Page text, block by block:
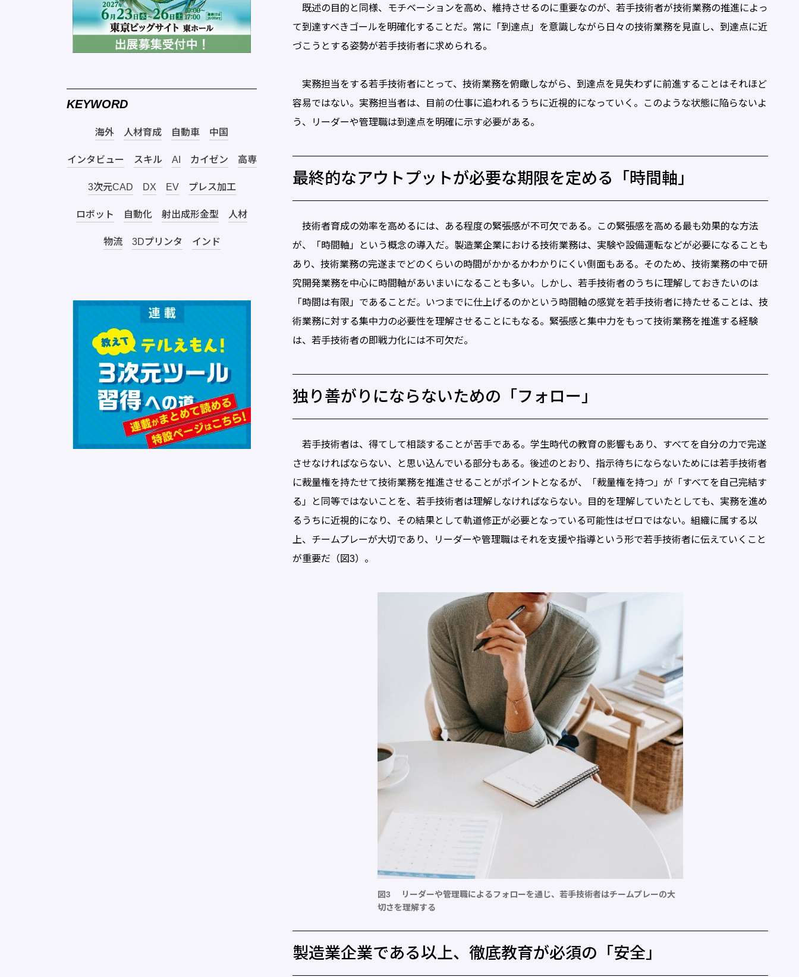
既述の目的と同様、モチベーションを高め、維持させるのに重要なのが、若手技術者が技術業務の推進によっ
て到達すべきゴールを明確化することだ。常に「到達点」を意識しながら日々の技術業務を見直し、到達点に近
づこうとする姿勢が若手技術者に求められる。
実務担当をする若手技術者にとって、技術業務を俯瞰しながら、到達点を見失わずに前進することはそれほど
容易ではない。実務担当者は、目前の仕事に追われるうちに近視的になっていく。このような状態に陥らないよ
う、リーダーや管理職は到達点を明確に示す必要がある。
最終的なアウトプットが必要な期限を定める「時間軸」
技術者育成の効率を高めるには、ある程度の緊張感が不可欠である。この緊張感を高める最も効果的な方法
が、「時間軸」という概念の導入だ。製造業企業における技術業務は、実験や設備運転などが必要になることも
あり、技術業務の完遂までどのくらいの時間がかかるかわかりにくい側面もある。そのため、技術業務の中で研
究開発業務を中心に時間軸があいまいになることも多い。しかし、若手技術者のうちに理解しておきたいのは
「時間は有限」であることだ。いつまでに仕上げるのかという時間軸の感覚を若手技術者に持たせることは、技
術業務に対する集中力の必要性を理解させることにもなる。緊張感と集中力をもって技術業務を推進する経験
は、若手技術者の即戦力化には不可欠だ。
独り善がりにならないための「フォロー」
若手技術者は、得てして相談することが苦手である。学生時代の教育の影響もあり、すべてを自分の力で完遂
させなければならない、と思い込んでいる部分もある。後述のとおり、指示待ちにならないためには若手技術者
に裁量権を持たせて技術業務を推進させることがポイントとなるが、「裁量権を持つ」が「すべてを自己完結す
る」と同等ではないことを、若手技術者は理解しなければならない。目的を理解していたとしても、実務を進め
るうちに近視的になり、その結果として軌道修正が必要となっている可能性はゼロではない。組織に属する以
上、チームプレーが大切であり、リーダーや管理職はそれを支援や指導という形で若手技術者に伝えていくこと
が重要だ（図3）。
図3 リーダーや管理職によるフォローを通じ、若手技術者はチームプレーの大
切さを理解する
製造業企業である以上、徹底教育が必須の「安全」
KEYWORD
海外 人材育成 自動車 中国
インタビュー スキル AI カイゼン 高専
3次元CAD DX EV プレス加工
ロボット 自動化 射出成形金型 人材
物流 3Dプリンタ インド